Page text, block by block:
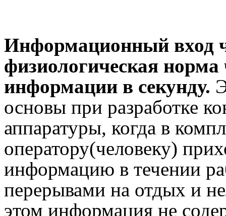
Информационный вход
физиологическая норма
информации в секунду.
основы при разработке
аппаратуры, когда в
оператору(человеку)
информацию в течении
перерывами на отдых и
этом информация не